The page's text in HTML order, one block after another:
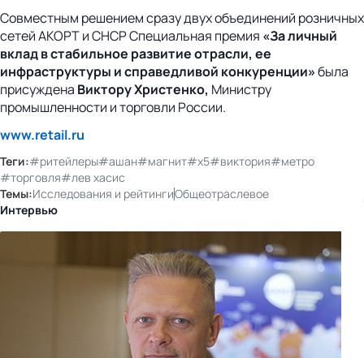
Совместным решением сразу двух объединений розничных
сетей АКОРТ и СНСР Специальная премия «За личный
вклад в стабильное развитие отрасли, ее
инфраструктуры и справедливой конкуренции»была
присуждена Виктору Христенко, Министру
промышленности и торговли России.
www.retail.ru
Теги:#ритейлеры#ашан#магнит#х5#виктория#метро
#торговля#лев хасис
Темы:Исследования и рейтингиОбщеотраслевое
Интервью